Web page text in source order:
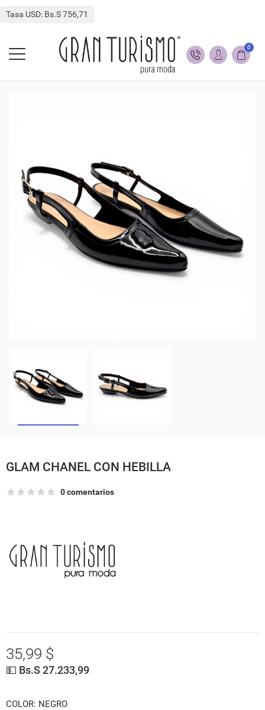
Tasa USD: Bs.S 756,71
0
GLAM CHANEL CON HEBILLA
0 comentarios
35,99 $
💵 Bs.S 27.233,99
COLOR: NEGRO